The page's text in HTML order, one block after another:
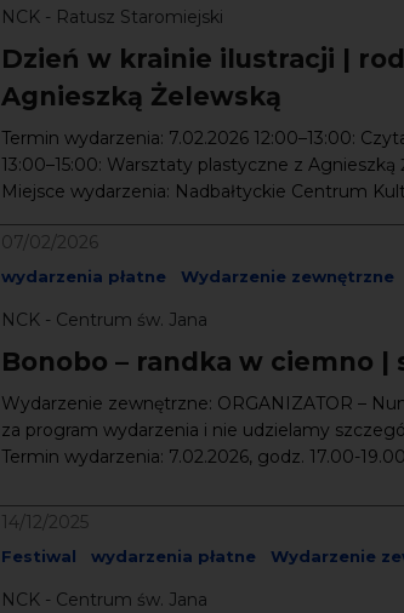
NCK - Ratusz Staromiejski
Dzień w krainie ilustracji |
Agnieszką Żelewską
Termin wydarzenia: 7.02.2026 12:00–13:00:
13:00–15:00: Warsztaty plastyczne z Agnieszką
Miejsce wydarzenia: Nadbałtyckie Centrum
07/02/2026
wydarzenia płatne Wydarzenie zewnętrzne
NCK - Centrum św. Jana
Bonobo – randka w ciemno |
Wydarzenie zewnętrzne: ORGANIZATOR –
za program wydarzenia i nie udzielamy
Termin wydarzenia: 7.02.2026, godz. 17.00-
14/12/2025
Festiwal wydarzenia płatne Wydarzenie
NCK - Centrum św. Jana